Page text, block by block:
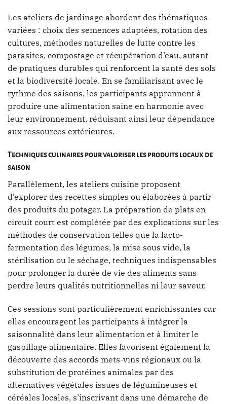
Les ateliers de jardinage abordent des thématiques
variées : choix des semences adaptées, rotation des
cultures, méthodes naturelles de lutte contre les
parasites, compostage et récupération d’eau, autant
de pratiques durables qui renforcent la santé des sols
et la biodiversité locale. En se familiarisant avec le
rythme des saisons, les participants apprennent à
produire une alimentation saine en harmonie avec
leur environnement, réduisant ainsi leur dépendance
aux ressources extérieures.
Techniques culinaires pour valoriser les produits locaux de
saison
Parallèlement, les ateliers cuisine proposent
d’explorer des recettes simples ou élaborées à partir
des produits du potager. La préparation de plats en
circuit court est complétée par des explications sur les
méthodes de conservation telles que la lacto-
fermentation des légumes, la mise sous vide, la
stérilisation ou le séchage, techniques indispensables
pour prolonger la durée de vie des aliments sans
perdre leurs qualités nutritionnelles ni leur saveur.
Ces sessions sont particulièrement enrichissantes car
elles encouragent les participants à intégrer la
saisonnalité dans leur alimentation et à limiter le
gaspillage alimentaire. Elles favorisent également la
découverte des accords mets-vins régionaux ou la
substitution de protéines animales par des
alternatives végétales issues de légumineuses et
céréales locales, s’inscrivant dans une démarche de